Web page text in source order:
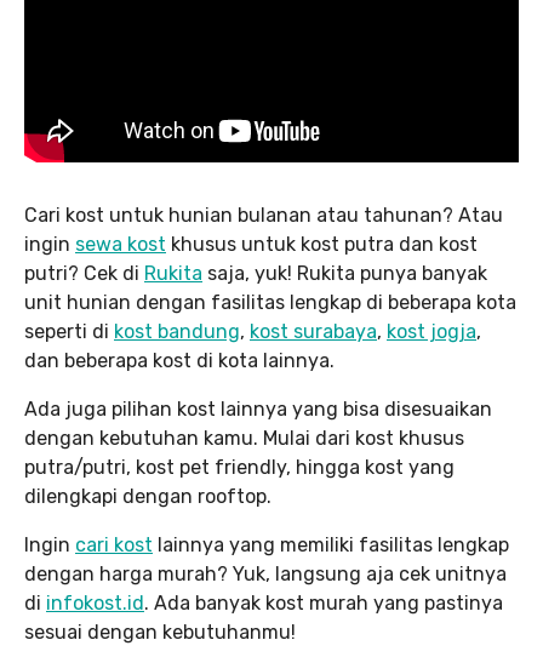
Cari kost untuk hunian bulanan atau tahunan? Atau
ingin sewa kost khusus untuk kost putra dan kost
putri? Cek di Rukita saja, yuk! Rukita punya banyak
unit hunian dengan fasilitas lengkap di beberapa kota
seperti di kost bandung, kost surabaya, kost jogja,
dan beberapa kost di kota lainnya.
Ada juga pilihan kost lainnya yang bisa disesuaikan
dengan kebutuhan kamu. Mulai dari kost khusus
putra/putri, kost pet friendly, hingga kost yang
dilengkapi dengan rooftop.
Ingin cari kost lainnya yang memiliki fasilitas lengkap
dengan harga murah? Yuk, langsung aja cek unitnya
di infokost.id. Ada banyak kost murah yang pastinya
sesuai dengan kebutuhanmu!